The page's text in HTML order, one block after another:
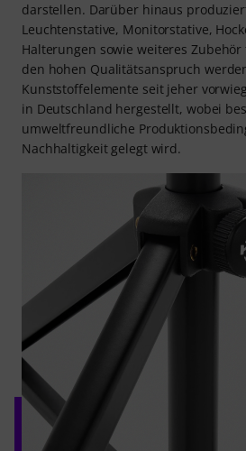
darstellen. Darüber hinaus
Leuchtenstative, Monitorstative,
Halterungen sowie weiteres
den hohen Qualitätsanspruch
Kunststoffelemente seit jeher
in Deutschland hergestellt, wobei
umweltfreundliche
Nachhaltigkeit gelegt wird.